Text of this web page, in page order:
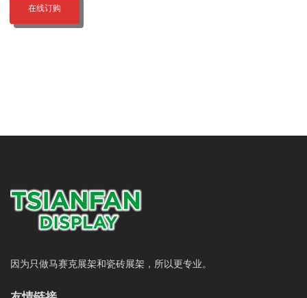
在线订购
因为只做马赛克展架和瓷砖展架，所以更专业。